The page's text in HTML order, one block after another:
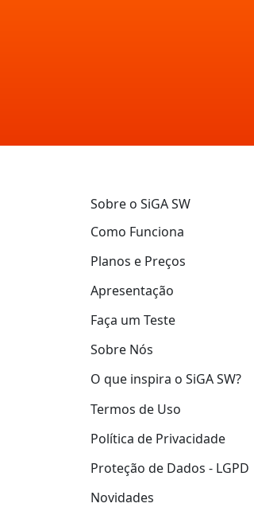
Sobre o SiGA SW
Como Funciona
Planos e Preços
Apresentação
Faça um Teste
Sobre Nós
O que inspira o SiGA SW?
Termos de Uso
Política de Privacidade
Proteção de Dados - LGPD
Novidades